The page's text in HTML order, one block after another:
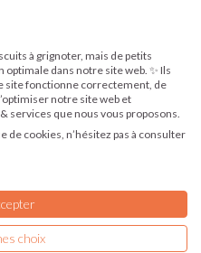
SCI
a pour principale
d’un associé unique. La
type de société. On
la SASU qui, comme son
unipersonnelle. La
de votre EURL est la
à grignoter, mais de petits
dans notre site web. ✨ Ils
site fonctionne correctement, de
notre site web et
services que nous vous proposons.
cookies, n’hésitez pas à consulter
choix